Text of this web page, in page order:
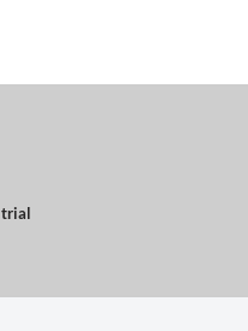
trial